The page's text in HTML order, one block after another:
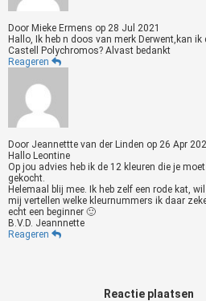
Door Mieke Ermens op 28 Jul 2021
Hallo, Ik heb n doos van merk Derwent,kan ik
Castell Polychromos? Alvast bedankt
Reageren
Door Jeannettte van der Linden op 26 Apr
Hallo Leontine
Op jou advies heb ik de 12 kleuren die je
gekocht.
Helemaal blij mee. Ik heb zelf een rode kat,
mij vertellen welke kleurnummers ik daar
echt een beginner 🙂
B.V.D. Jeannnette
Reageren
Reactie plaatsen